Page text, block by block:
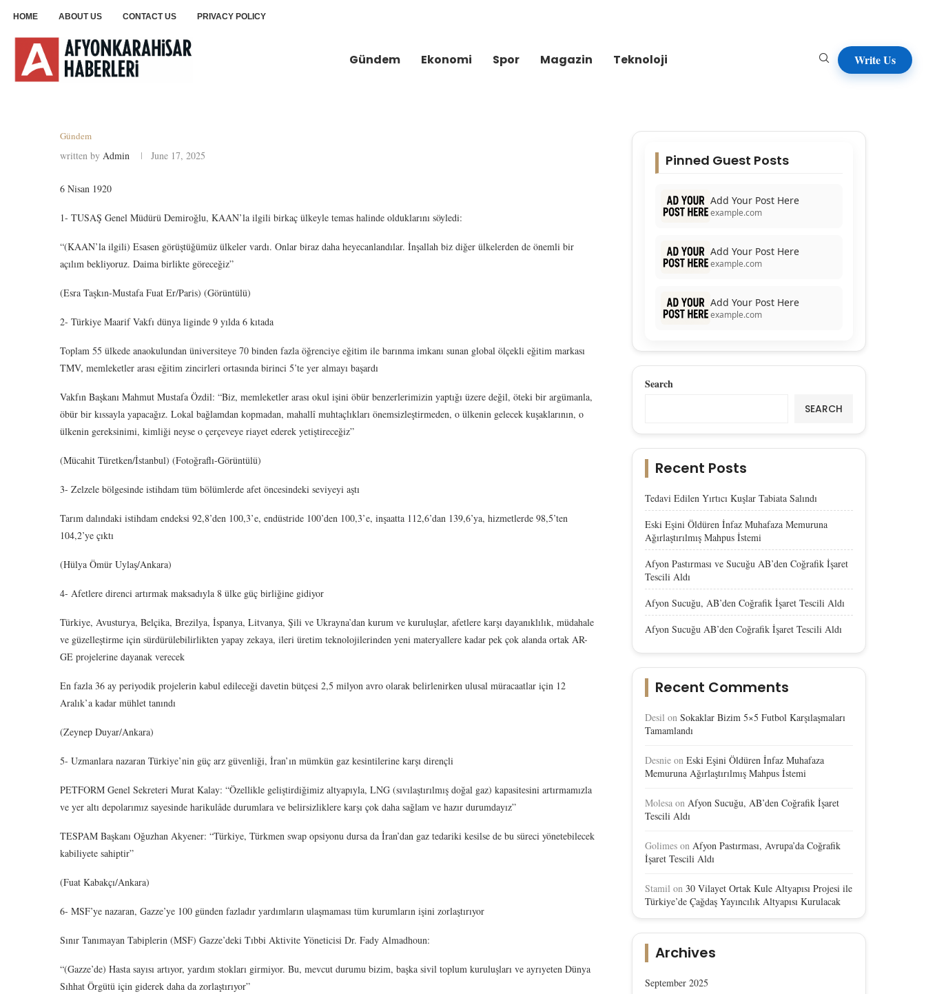
HOME ABOUT US CONTACT US PRIVACY POLICY
Gündem Ekonomi Spor Magazin Teknoloji Write Us
Gündem
written by Admin June 17, 2025
6 Nisan 1920
1- TUSAŞ Genel Müdürü Demiroğlu, KAAN’la ilgili birkaç ülkeyle temas halinde olduklarını söyledi:
“(KAAN’la ilgili) Esasen görüştüğümüz ülkeler vardı. Onlar biraz daha heyecanlandılar. İnşallah biz diğer ülkelerden de önemli bir
açılım bekliyoruz. Daima birlikte göreceğiz”
(Esra Taşkın-Mustafa Fuat Er/Paris) (Görüntülü)
2- Türkiye Maarif Vakfı dünya liginde 9 yılda 6 kıtada
Toplam 55 ülkede anaokulundan üniversiteye 70 binden fazla öğrenciye eğitim ile barınma imkanı sunan global ölçekli eğitim markası
TMV, memleketler arası eğitim zincirleri ortasında birinci 5’te yer almayı başardı
Vakfın Başkanı Mahmut Mustafa Özdil: “Biz, memleketler arası okul işini öbür benzerlerimizin yaptığı üzere değil, öteki bir argümanla,
öbür bir kıssayla yapacağız. Lokal bağlamdan kopmadan, mahallî muhtaçlıkları önemsizleştirmeden, o ülkenin gelecek kuşaklarının, o
ülkenin gereksinimi, kimliği neyse o çerçeveye riayet ederek yetiştireceğiz”
(Mücahit Türetken/İstanbul) (Fotoğraflı-Görüntülü)
3- Zelzele bölgesinde istihdam tüm bölümlerde afet öncesindeki seviyeyi aştı
Tarım dalındaki istihdam endeksi 92,8’den 100,3’e, endüstride 100’den 100,3’e, inşaatta 112,6’dan 139,6’ya, hizmetlerde 98,5’ten
104,2’ye çıktı
(Hülya Ömür Uylaş/Ankara)
4- Afetlere direnci artırmak maksadıyla 8 ülke güç birliğine gidiyor
Türkiye, Avusturya, Belçika, Brezilya, İspanya, Litvanya, Şili ve Ukrayna’dan kurum ve kuruluşlar, afetlere karşı dayanıklılık, müdahale
ve güzelleştirme için sürdürülebilirlikten yapay zekaya, ileri üretim teknolojilerinden yeni materyallere kadar pek çok alanda ortak AR-
GE projelerine dayanak verecek
En fazla 36 ay periyodik projelerin kabul edileceği davetin bütçesi 2,5 milyon avro olarak belirlenirken ulusal müracaatlar için 12
Aralık’a kadar mühlet tanındı
(Zeynep Duyar/Ankara)
5- Uzmanlara nazaran Türkiye’nin güç arz güvenliği, İran’ın mümkün gaz kesintilerine karşı dirençli
PETFORM Genel Sekreteri Murat Kalay: “Özellikle geliştirdiğimiz altyapıyla, LNG (sıvılaştırılmış doğal gaz) kapasitesini artırmamızla
ve yer altı depolarımız sayesinde harikulâde durumlara ve belirsizliklere karşı çok daha sağlam ve hazır durumdayız”
TESPAM Başkanı Oğuzhan Akyener: “Türkiye, Türkmen swap opsiyonu dursa da İran’dan gaz tedariki kesilse de bu süreci yönetebilecek
kabiliyete sahiptir”
(Fuat Kabakçı/Ankara)
6- MSF’ye nazaran, Gazze’ye 100 günden fazladır yardımların ulaşmaması tüm kurumların işini zorlaştırıyor
Sınır Tanımayan Tabiplerin (MSF) Gazze’deki Tıbbi Aktivite Yöneticisi Dr. Fady Almadhoun:
“(Gazze’de) Hasta sayısı artıyor, yardım stokları girmiyor. Bu, mevcut durumu bizim, başka sivil toplum kuruluşları ve ayrıyeten Dünya
Sıhhat Örgütü için giderek daha da zorlaştırıyor”
Pinned Guest Posts
Add Your Post Here
example.com
Add Your Post Here
example.com
Add Your Post Here
example.com
Search
SEARCH
Recent Posts
Tedavi Edilen Yırtıcı Kuşlar Tabiata Salındı
Eski Eşini Öldüren İnfaz Muhafaza Memuruna
Ağırlaştırılmış Mahpus İstemi
Afyon Pastırması ve Sucuğu AB’den Coğrafik İşaret
Tescili Aldı
Afyon Sucuğu, AB’den Coğrafik İşaret Tescili Aldı
Afyon Sucuğu AB’den Coğrafik İşaret Tescili Aldı
Recent Comments
Desil on Sokaklar Bizim 5×5 Futbol Karşılaşmaları
Tamamlandı
Desnie on Eski Eşini Öldüren İnfaz Muhafaza
Memuruna Ağırlaştırılmış Mahpus İstemi
Molesa on Afyon Sucuğu, AB’den Coğrafik İşaret
Tescili Aldı
Golimes on Afyon Pastırması, Avrupa’da Coğrafik
İşaret Tescili Aldı
Stamil on 30 Vilayet Ortak Kule Altyapısı Projesi ile
Türkiye’de Çağdaş Yayıncılık Altyapısı Kurulacak
Archives
September 2025